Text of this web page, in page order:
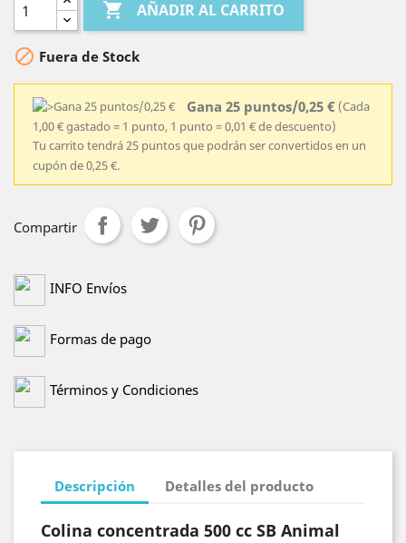
 AÑADIR AL CARRITO
 Fuera de Stock
Gana 25 puntos/0,25 € (Cada
1,00 € gastado = 1 punto, 1 punto = 0,01 € de descuento)
Tu carrito tendrá 25 puntos que podrán ser convertidos en un
cupón de 0,25 €.
Compartir
INFO Envíos
Formas de pago
Términos y Condiciones
Descripción Detalles del producto
Colina concentrada 500 cc SB Animal